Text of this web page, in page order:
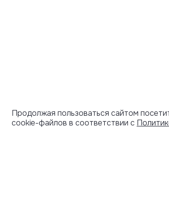
Продолжая пользоваться сайтом
cookie-файлов в соответствии с